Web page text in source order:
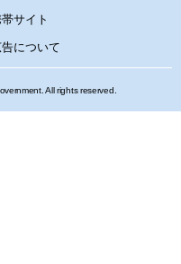
サイト
告について
All rights reserved.